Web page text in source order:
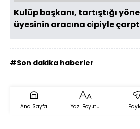
Kulüp başkanı, tartıştığı
üyesinin aracına cipiyle
#Son dakika haberler
Ana Sayfa Yazı Boyutu